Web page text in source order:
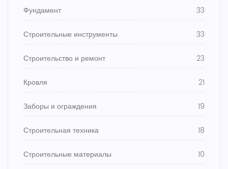
Фундамент 33
Строительные инструменты 33
Строительство и ремонт 23
Кровля 21
Заборы и ограждения 19
Строительная техника 18
Строительные материалы 10